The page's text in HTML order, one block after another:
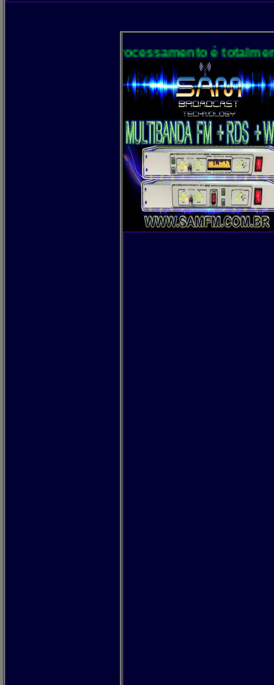
. O processamento é totalmente